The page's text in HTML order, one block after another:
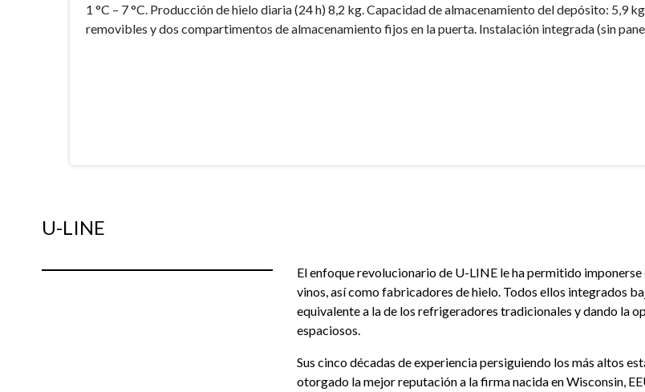
1 °C – 7 °C. Producción de hielo diaria (24 h) 8,2 kg. Capacidad de almacenamiento del depósito: 5,9
removibles y dos compartimentos de almacenamiento fijos en la puerta. Instalación integrada (sin
U-LINE
El enfoque revolucionario de U-LINE le ha permitido
vinos, así como fabricadores de hielo. Todos ellos integrados
equivalente a la de los refrigeradores tradicionales y dando la
espaciosos.
Sus cinco décadas de experiencia persiguiendo los más altos
otorgado la mejor reputación a la firma nacida en Wisconsin,